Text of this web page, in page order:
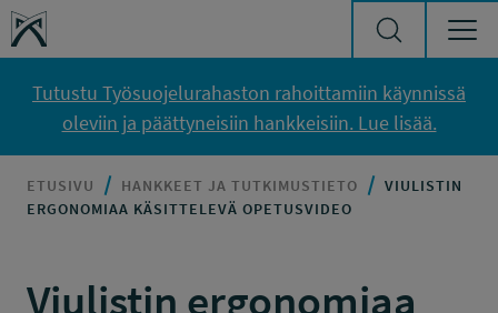
Siirry sisältöön
Työsuojelurahasto
Tutustu Työsuojelurahaston rahoittamiin käynnissä
oleviin ja päättyneisiin hankkeisiin. Lue lisää.
ETUSIVU HANKKEET JA TUTKIMUSTIETO
VIULISTIN
ERGONOMIAA KÄSITTELEVÄ OPETUSVIDEO
Viulistin ergonomiaa